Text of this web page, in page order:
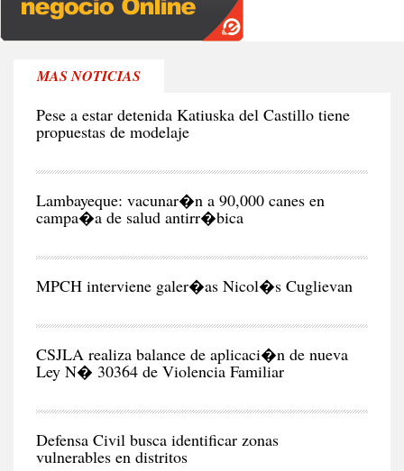
MAS NOTICIAS
Pese a estar detenida Katiuska del Castillo tiene
propuestas de modelaje
Lambayeque: vacunar�n a 90,000 canes en
campa�a de salud antirr�bica
MPCH interviene galer�as Nicol�s Cuglievan
CSJLA realiza balance de aplicaci�n de nueva
Ley N� 30364 de Violencia Familiar
Defensa Civil busca identificar zonas
vulnerables en distritos